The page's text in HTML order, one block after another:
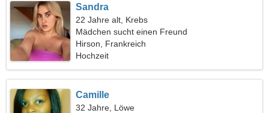
Sandra
22 Jahre alt, Krebs
Mädchen sucht einen Freund
Hirson, Frankreich
Hochzeit
Camille
32 Jahre, Löwe